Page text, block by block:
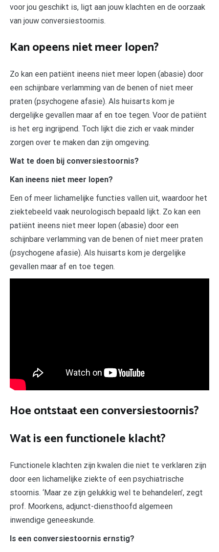
voor jou geschikt is, ligt aan jouw klachten en de oorzaak
van jouw conversiestoornis.
Kan opeens niet meer lopen?
Zo kan een patiënt ineens niet meer lopen (abasie) door
een schijnbare verlamming van de benen of niet meer
praten (psychogene afasie). Als huisarts kom je
dergelijke gevallen maar af en toe tegen. Voor de patiënt
is het erg ingrijpend. Toch lijkt die zich er vaak minder
zorgen over te maken dan zijn omgeving.
Wat te doen bij conversiestoornis?
Kan ineens niet meer lopen?
Een of meer lichamelijke functies vallen uit, waardoor het
ziektebeeld vaak neurologisch bepaald lijkt. Zo kan een
patiënt ineens niet meer lopen (abasie) door een
schijnbare verlamming van de benen of niet meer praten
(psychogene afasie). Als huisarts kom je dergelijke
gevallen maar af en toe tegen.
Hoe ontstaat een conversiestoornis?
Wat is een functionele klacht?
Functionele klachten zijn kwalen die niet te verklaren zijn
door een lichamelijke ziekte of een psychiatrische
stoornis. ‘Maar ze zijn gelukkig wel te behandelen’, zegt
prof. Moorkens, adjunct-diensthoofd algemeen
inwendige geneeskunde.
Is een conversiestoornis ernstig?